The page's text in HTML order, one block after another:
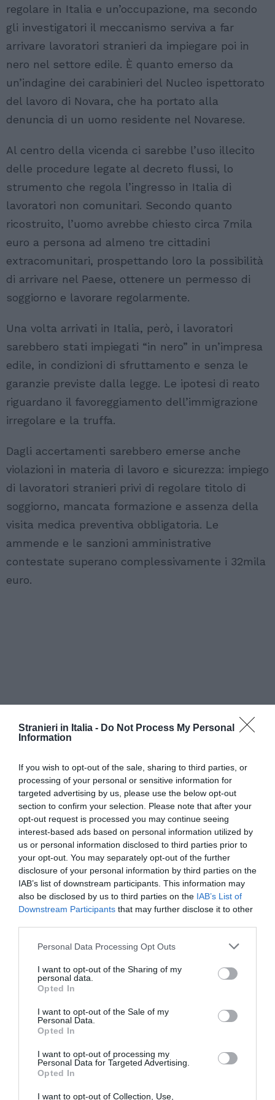
Stranieri in Italia - Do Not Process My Personal
Information
If you wish to opt-out of the sale, sharing to third parties, or
processing of your personal or sensitive information for
targeted advertising by us, please use the below opt-out
section to confirm your selection. Please note that after your
opt-out request is processed you may continue seeing
interest-based ads based on personal information utilized by
us or personal information disclosed to third parties prior to
your opt-out. You may separately opt-out of the further
disclosure of your personal information by third parties on the
IAB’s list of downstream participants. This information may
also be disclosed by us to third parties on the IAB’s List of
Downstream Participants that may further disclose it to other
Personal Data Processing Opt Outs
I want to opt-out of the Sharing of my
personal data.
Opted In
I want to opt-out of the Sale of my
Personal Data.
Opted In
I want to opt-out of processing my
Personal Data for Targeted Advertising.
Opted In
I want to opt-out of Collection, Use,
regolare in Italia e un’occupazione, ma secondo
gli investigatori il meccanismo serviva a far
arrivare lavoratori stranieri da impiegare poi in
nero nel settore edile. È quanto emerso da
un’indagine dei carabinieri del Nucleo ispettorato
del lavoro di Novara, che ha portato alla
denuncia di un uomo residente nel Novarese.
Al centro della vicenda ci sarebbe l’uso illecito
delle procedure legate al decreto flussi, lo
strumento che regola l’ingresso in Italia di
lavoratori non comunitari. Secondo quanto
ricostruito, l’uomo avrebbe chiesto circa 7mila
euro a persona ad almeno tre cittadini
extracomunitari, prospettando loro la possibilità
di arrivare nel Paese, ottenere un permesso di
soggiorno e lavorare regolarmente.
Una volta arrivati in Italia, però, i lavoratori
sarebbero stati impiegati “in nero” in un’impresa
edile, in condizioni di sfruttamento e senza le
garanzie previste dalla legge. Le ipotesi di reato
riguardano il favoreggiamento dell’immigrazione
irregolare e la truffa.
Dagli accertamenti sarebbero emerse anche
violazioni in materia di lavoro e sicurezza: impiego
di lavoratori stranieri privi di regolare titolo di
soggiorno, mancata formazione e assenza della
visita medica preventiva obbligatoria. Le
ammende e le sanzioni amministrative
contestate superano complessivamente i 32mila
euro.
La vicenda mette in evidenza uno dei punti più
delicati nella gestione dei flussi migratori per
regolare e può diventare facile preda di
intermediari senza scrupoli. Il decreto flussi,
pensato per rispondere alla domanda di
manodopera e favorire percorsi legali, rischia così
di essere aggirato da sistemi fraudolenti che
nuova forma di sfruttamento.
Per questo, oltre ai controlli sulle imprese,